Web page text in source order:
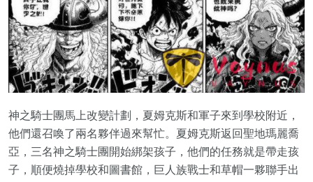
神之騎士團馬上改變計劃，夏姆克斯和軍子來到學校附近，
他們還召喚了兩名夥伴過來幫忙。夏姆克斯返回聖地瑪麗喬
亞，三名神之騎士團開始綁架孩子，他們的任務就是帶走孩
子，順便燒掉學校和圖書館，巨人族戰士和草帽一夥聯手出